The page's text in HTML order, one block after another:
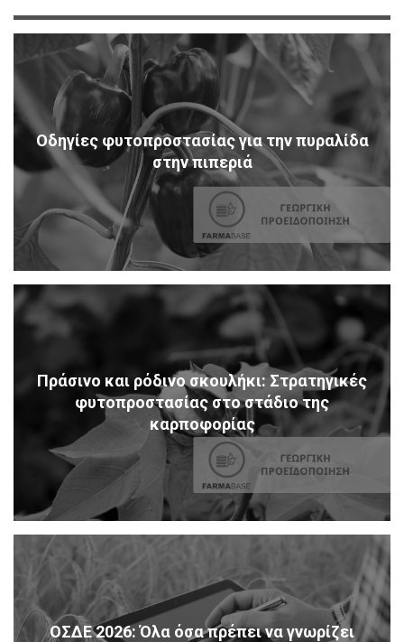
Οδηγίες φυτοπροστασίας για την πυραλίδα
στην πιπεριά
Πράσινο και ρόδινο σκουλήκι: Στρατηγικές
φυτοπροστασίας στο στάδιο της
καρποφορίας
ΟΣΔΕ 2026: Όλα όσα πρέπει να γνωρίζει